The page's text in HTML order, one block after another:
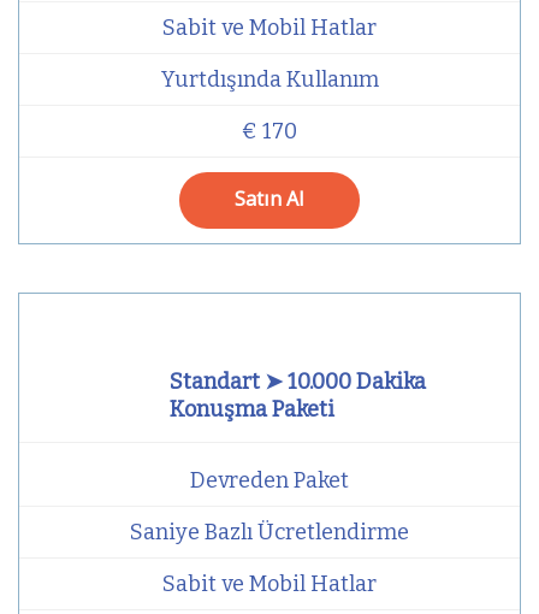
Sabit ve Mobil Hatlar
Yurtdışında Kullanım
€ 170
Satın Al
Standart ➤ 10.000 Dakika
Konuşma Paketi
Devreden Paket
Saniye Bazlı Ücretlendirme
Sabit ve Mobil Hatlar